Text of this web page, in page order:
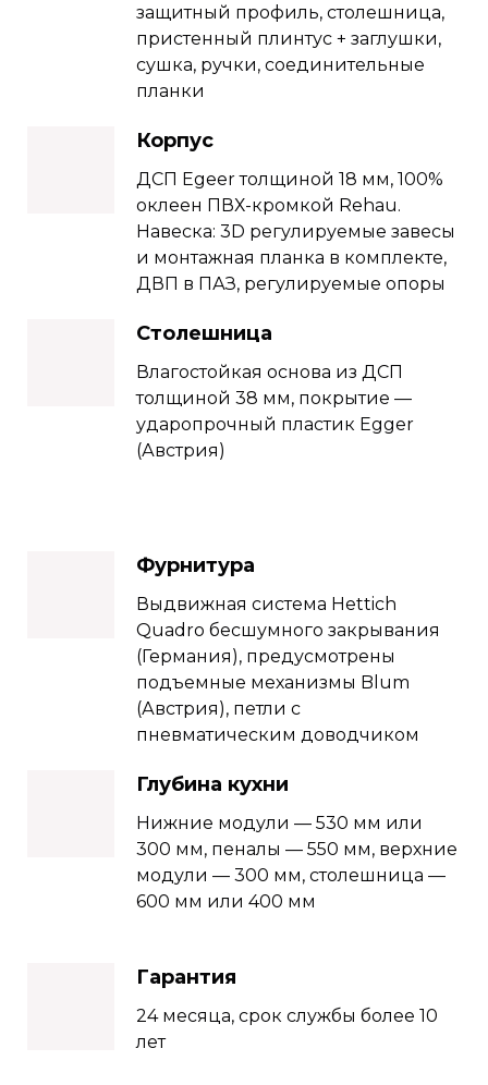
защитный профиль, столешница,
пристенный плинтус + заглушки,
сушка, ручки, соединительные
планки
Корпус
ДСП Еgeer толщиной 18 мм, 100%
оклеен ПВХ-кромкой Rehau.
Навеска: 3D регулируемые завесы
и монтажная планка в комплекте,
ДВП в ПАЗ, регулируемые опоры
Столешница
Влагостойкая основа из ДСП
толщиной 38 мм, покрытие —
ударопрочный пластик Egger
(Австрия)
Фурнитура
Выдвижная система Hettich
Quadro бесшумного закрывания
(Германия), предусмотрены
подъемные механизмы Blum
(Австрия), петли с
пневматическим доводчиком
Глубина кухни
Нижние модули — 530 мм или
300 мм, пеналы — 550 мм, верхние
модули — 300 мм, столешница —
600 мм или 400 мм
Гарантия
24 месяца, срок службы более 10
лет